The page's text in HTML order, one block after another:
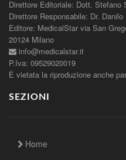
Direttore Editoriale: Dott. Stefano
Direttore Responsabile: Dr. Danilo
Editore: MedicalStar via San
20124 Milano
info@medicalstar.it
P.Iva: 09529020019
È vietata la riproduzione anche
SEZIONI
Home